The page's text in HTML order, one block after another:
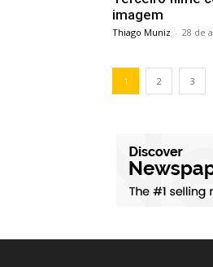
imagem
Thiago Muniz - 28 de
1 2 3